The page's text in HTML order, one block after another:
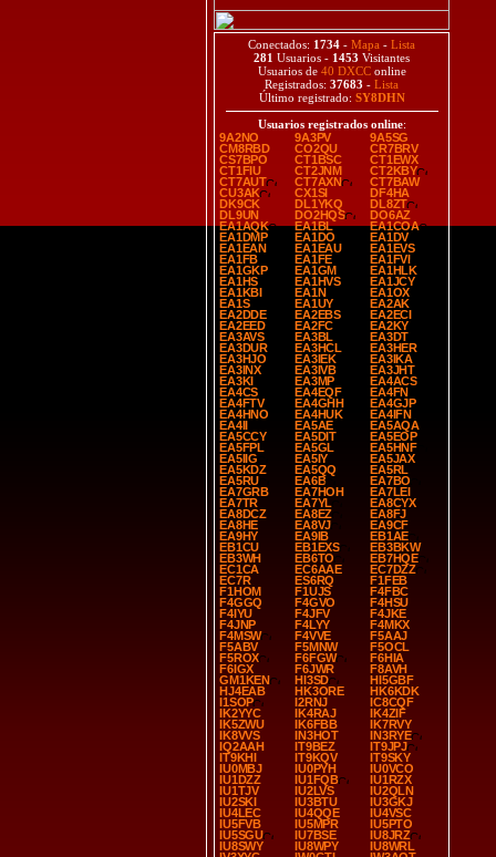
Conectados: 1734 - Mapa - Lista
281 Usuarios - 1453 Visitantes
Usuarios de 40 DXCConline
Registrados: 37683 - Lista
Último registrado: SY8DHN
Usuarios registrados online:
9A2NO
9A3PV
9A5SG
CM8RBD
CO2QU
CR7BRV
CS7BPO
CT1BSC
CT1EWX
CT1FIU
CT2JNM
CT2KBY
CT7AUT
CT7AXN
CT7BAW
CU3AK
CX1SI
DF4HA
DK9CK
DL1YKQ
DL8ZT
DL9UN
DO2HQS
DO6AZ
EA1AQK
EA1BL
EA1COA
EA1DMP
EA1DO
EA1DV
EA1EAN
EA1EAU
EA1EVS
EA1FB
EA1FE
EA1FVI
EA1GKP
EA1GM
EA1HLK
EA1HS
EA1HVS
EA1JCY
EA1KBI
EA1N
EA1OX
EA1S
EA1UY
EA2AK
EA2DDE
EA2EBS
EA2ECI
EA2EED
EA2FC
EA2KY
EA3AVS
EA3BL
EA3DT
EA3DUR
EA3HCL
EA3HER
EA3HJO
EA3IEK
EA3IKA
EA3INX
EA3IVB
EA3JHT
EA3KI
EA3MP
EA4ACS
EA4CS
EA4EQF
EA4FN
EA4FTV
EA4GHH
EA4GJP
EA4HNO
EA4HUK
EA4IFN
EA4II
EA5AE
EA5AQA
EA5CCY
EA5DIT
EA5EOP
EA5FPL
EA5GL
EA5HNF
EA5IIG
EA5IY
EA5JAX
EA5KDZ
EA5QQ
EA5RL
EA5RU
EA6B
EA7BO
EA7GRB
EA7HOH
EA7LEI
EA7TR
EA7YL
EA8CYX
EA8DCZ
EA8EZ
EA8FJ
EA8HE
EA8VJ
EA9CF
EA9HY
EA9IB
EB1AE
EB1CU
EB1EXS
EB3BKW
EB3WH
EB6TO
EB7HQE
EC1CA
EC6AAE
EC7DZZ
EC7R
ES6RQ
F1FEB
F1HOM
F1UJS
F4FBC
F4GGQ
F4GVO
F4HSU
F4IYU
F4JFV
F4JKE
F4JNP
F4LYY
F4MKX
F4MSW
F4VVE
F5AAJ
F5ABV
F5MNW
F5OCL
F5ROX
F6FGW
F6HIA
F6IGX
F6JWR
F8AVH
GM1KEN
HI3SD
HI5GBF
HJ4EAB
HK3ORE
HK6KDK
I1SOP
I2RNJ
IC8CQF
IK2YYC
IK4RAJ
IK4ZIF
IK5ZWU
IK6FBB
IK7RVY
IK8VVS
IN3HOT
IN3RYE
IQ2AAH
IT9BEZ
IT9JPJ
IT9KHI
IT9KQV
IT9SKY
IU0MBJ
IU0PYH
IU0VCO
IU1DZZ
IU1FQB
IU1RZX
IU1TJV
IU2LVS
IU2QLN
IU2SKI
IU3BTU
IU3GKJ
IU4LEC
IU4QQE
IU4VSC
IU5FVB
IU5MPR
IU5PTO
IU5SGU
IU7BSE
IU8JRZ
IU8SWY
IU8WPY
IU8WRL